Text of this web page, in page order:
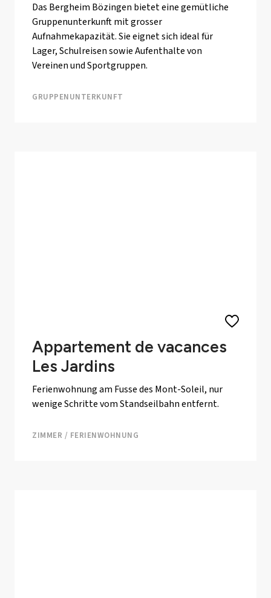
Das Bergheim Bözingen bietet eine gemütliche
Gruppenunterkunft mit grosser
Aufnahmekapazität. Sie eignet sich ideal für
Lager, Schulreisen sowie Aufenthalte von
Vereinen und Sportgruppen.
GRUPPENUNTERKUNFT
Appartement de vacances
Les Jardins
Ferienwohnung am Fusse des Mont-Soleil, nur
wenige Schritte vom Standseilbahn entfernt.
ZIMMER / FERIENWOHNUNG